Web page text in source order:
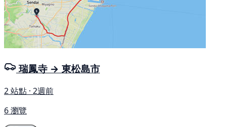
瑞鳳寺 → 東松島市
2 站點 · 2週前
6 瀏覽